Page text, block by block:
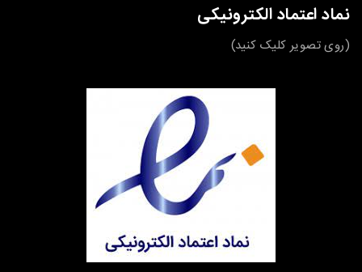
نماد اعتماد الکترونیکی
(روی تصویر کلیک کنید)